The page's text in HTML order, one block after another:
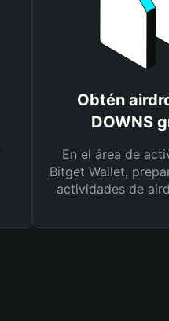
Obtén
DOWNS
En el área de
Bitget Wallet,
actividades de